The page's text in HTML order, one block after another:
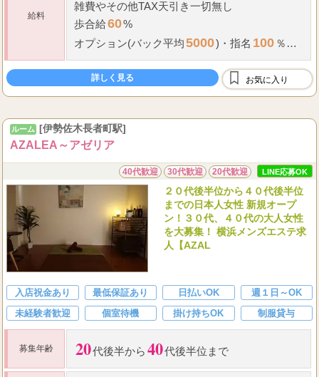
給料
雑費やその他TAX天引き一切無し
歩合給60%
オプション(バック平均5000) ・ 指名 100 ％バ
ック
交通費 2000
円支給（出張スタッフ）
全額完全日払い制
詳しく見る お気に入り
ルーム [伊勢佐木長者町駅]
AZALEA～アゼリア
40代歓迎 30代歓迎 20代歓迎 LINE応募OK
２０代後半位から４０代後半位
までの日本人女性 新規オープ
ン！３０代、４０代の大人女性
を大募集！ 横浜メンズエステ求
人【AZAL
入店祝金あり 最低保証あり 日払いOK
週１日～OK
未経験者歓迎
個室待機 掛け持ちOK 制服貸与
募集年齢 20代後半から 40代後半位まで